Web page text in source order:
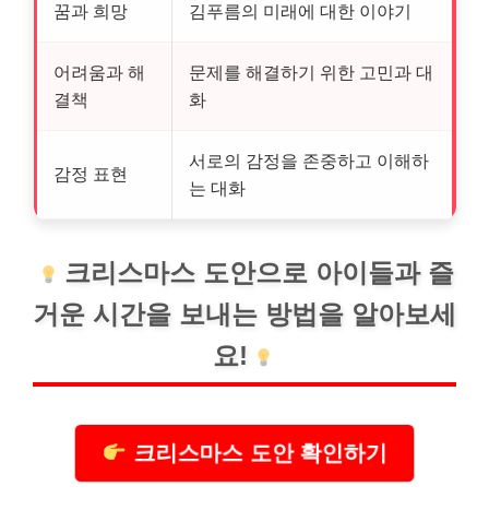
꿈과 희망 김푸름의 미래에 대한 이야기
어려움과 해
결책
문제를 해결하기 위한 고민과 대
화
감정 표현
서로의 감정을 존중하고 이해하
는 대화
크리스마스 도안으로 아이들과 즐
거운 시간을 보내는 방법을 알아보세
요!
크리스마스 도안 확인하기